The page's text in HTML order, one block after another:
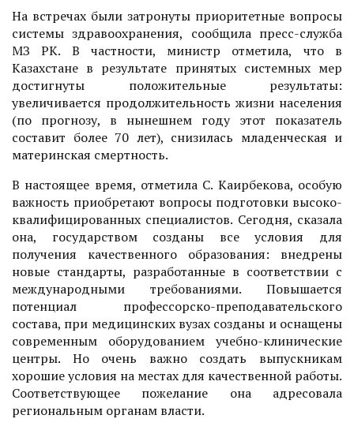
На встречах были затронуты приоритетные воп­росы
системы здравоохранения, сообщила пресс-служба
МЗ РК. В частности, министр отметила, что в
Казахстане в результате принятых системных мер
достигнуты положительные результаты:
увеличивается продолжительность жизни населения
(по прогнозу, в нынешнем году этот показатель
составит более 70 лет), снизилась младенческая и
материнская смертность.
В настоящее время, отметила С. Каирбекова, особую
важность приобретают вопросы подготовки высоко­
квалифицированных специалистов. Сегодня, сказала
она, государством созданы все условия для
получения качественного образования: внедрены
новые стандарты, разработанные в соответствии с
международными требованиями. Повышается
потенциал профессорско-преподавательского
состава, при медицинских вузах созданы и оснащены
современным оборудованием учебно-клинические
центры. Но очень важно создать выпускникам
хорошие условия на местах для качественной работы.
Соответствующее пожелание она адресовала
региональным органам власти.